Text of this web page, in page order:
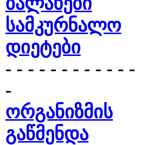
სამკურნალო
დიეტები
- - - - - - - - - - - -
-
ორგანიზმის
გაწმენდა